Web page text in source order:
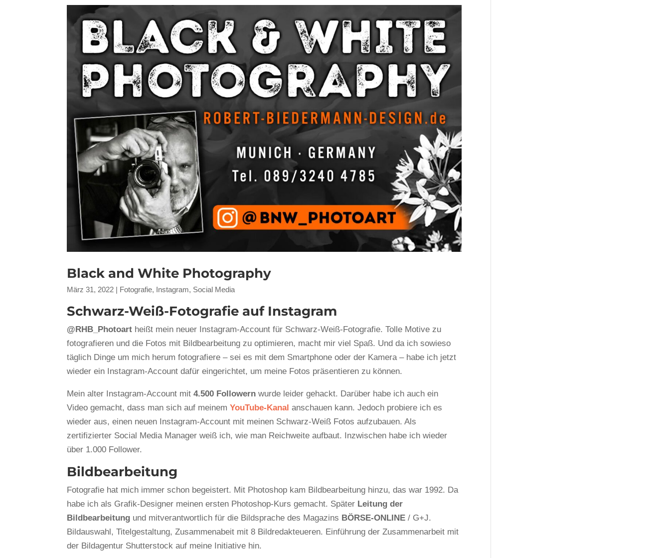
Black and White Photography
März 31, 2022 | Fotografie, Instagram, Social Media
Schwarz-Weiß-Fotografie auf Instagram
@RHB_Photoart heißt mein neuer Instagram-Account für Schwarz-Weiß-Fotografie. Tolle Motive zu
fotografieren und die Fotos mit Bildbearbeitung zu optimieren, macht mir viel Spaß. Und da ich sowieso
täglich Dinge um mich herum fotografiere – sei es mit dem Smartphone oder der Kamera – habe ich jetzt
wieder ein Instagram-Account dafür eingerichtet, um meine Fotos präsentieren zu können.
Mein alter Instagram-Account mit4.500 Followern wurde leider gehackt. Darüber habe ich auch ein
Video gemacht, dass man sich auf meinemYouTube-Kanal anschauen kann. Jedoch probiere ich es
wieder aus, einen neuen Instagram-Account mit meinen Schwarz-Weiß Fotos aufzubauen. Als
zertifizierter Social Media Manager weiß ich, wie man Reichweite aufbaut. Inzwischen habe ich wieder
über 1.000 Follower.
Bildbearbeitung
Fotografie hat mich immer schon begeistert. Mit Photoshop kam Bildbearbeitung hinzu, das war 1992. Da
habe ich als Grafik-Designer meinen ersten Photoshop-Kurs gemacht. Später Leitung der
Bildbearbeitung und mitverantwortlich für die Bildsprache des Magazins BÖRSE-ONLINE / G+J.
Bildauswahl, Titelgestaltung, Zusammenabeit mit 8 Bildredakteueren. Einführung der Zusammenarbeit mit
der Bildagentur Shutterstock auf meine Initiative hin.